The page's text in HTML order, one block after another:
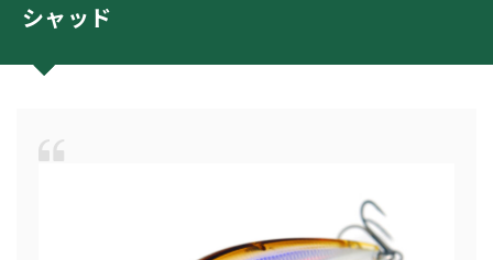
シャッド